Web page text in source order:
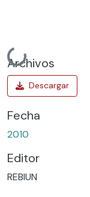
Cargando...
Archivos
Fecha
2010
Editor
REBIUN